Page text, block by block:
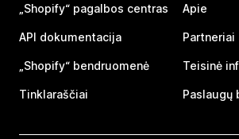
„Shopify“ pagalbos centras
API dokumentacija
„Shopify“ bendruomenė
Tinklaraščiai
Apie
Partneriai
Teisinė
Paslaugų